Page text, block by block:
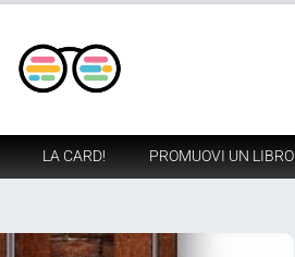
LA CARD! PROMUOVI UN LIBRO